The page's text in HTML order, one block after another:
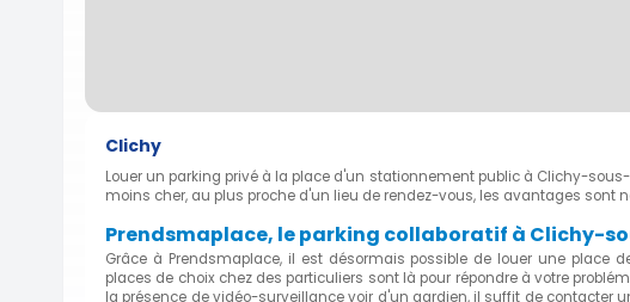
Clichy
Louer un parking privé à la place d'un stationnement public à Clichy-
moins cher, au plus proche d'un lieu de rendez-vous, les avantages sont
Prendsmaplace, le parking collaboratif à Clichy-
Grâce à Prendsmaplace, il est désormais possible de louer une place
places de choix chez des particuliers sont là pour répondre à votre
la présence de vidéo-surveillance voir d'un gardien, il suffit de contacter